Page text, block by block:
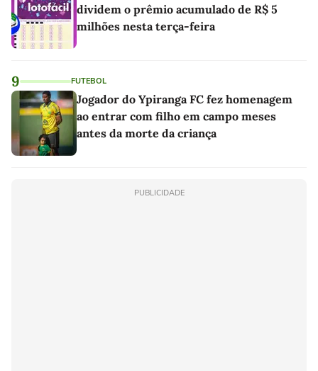
dividem o prêmio acumulado de R$ 5
milhões nesta terça-feira
9 FUTEBOL
Jogador do Ypiranga FC fez homenagem
ao entrar com filho em campo meses
antes da morte da criança
PUBLICIDADE